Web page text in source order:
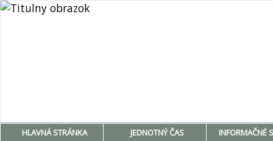
HLAVNÁ STRÁNKA JEDNOTNÝ ČAS INFORMAČNÉ